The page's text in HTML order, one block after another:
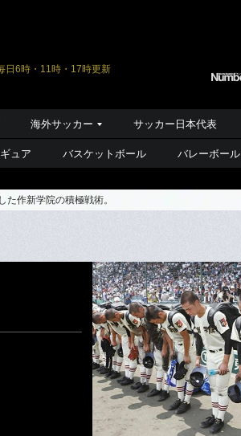
日6時・11時・17時更新
海外サッカー サッカー日本代表
ュア バスケットボール バレーボール
作新学院の積極戦術。